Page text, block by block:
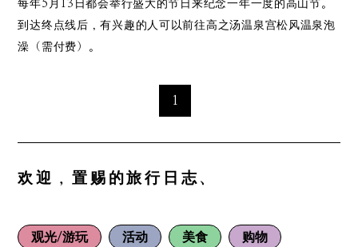
每年5月13日都会举行盛大的节日来纪念一年一度的高山节。
到达终点线后，有兴趣的人可以前往高之汤温泉宫松风温泉泡
澡（需付费）。
1
欢迎，置赐的旅行日志、
观光/游玩 活动 美食 购物